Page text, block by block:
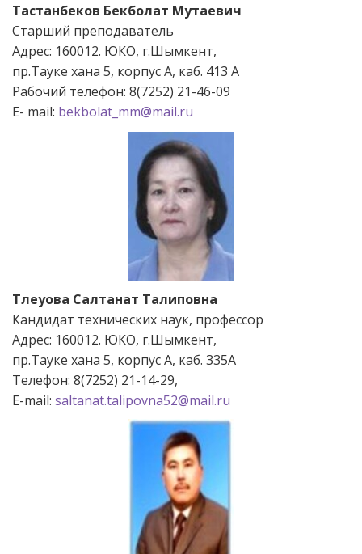
Тастанбеков Бекболат Мутаевич
Старший преподаватель
Адрес: 160012. ЮКО, г.Шымкент,
пр.Тауке хана 5, корпус А, каб. 413 А
Рабочий телефон: 8(7252) 21-46-09
Е- mail: bekbolat_mm@mail.ru
Тлеуова Салтанат Талиповна
Кандидат технических наук, профессор
Адрес: 160012. ЮКО, г.Шымкент,
пр.Тауке хана 5, корпус А, каб. 335А
Телефон: 8(7252) 21-14-29,
Е-mail: saltanat.talipovna52@mail.ru